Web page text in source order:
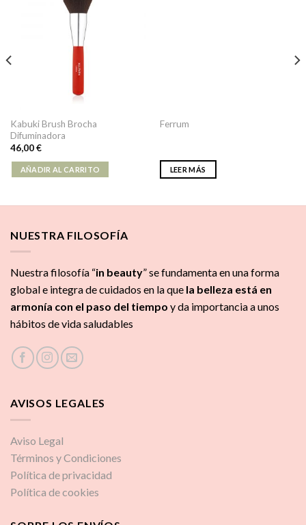
Kabuki Brush Brocha
Difuminadora
46,00€
AÑADIR AL CARRITO
Ferrum
LEER MÁS
NUESTRA FILOSOFÍA
Nuestra filosofía “in beauty” se fundamenta en una forma
global e integra de cuidados en la que la belleza está en
armonía con el paso del tiempo y da importancia a unos
hábitos de vida saludables
AVISOS LEGALES
Aviso Legal
Términos y Condiciones
Política de privacidad
Política de cookies